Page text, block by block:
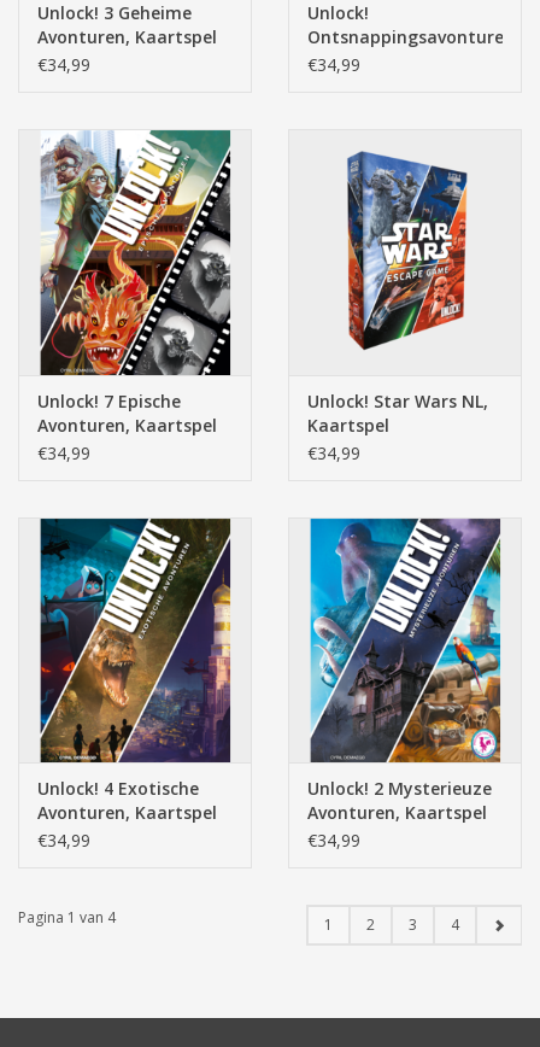
Unlock! 3 Geheime
Avonturen, Kaartspel
€34,99
Unlock!
Ontsnappingsavonturen,
Kaartspel
€34,99
Unlock! 7 Epische
Avonturen, Kaartspel
€34,99
Unlock! Star Wars NL,
Kaartspel
€34,99
Unlock! 4 Exotische
Avonturen, Kaartspel
€34,99
Unlock! 2 Mysterieuze
Avonturen, Kaartspel
€34,99
Pagina 1 van 4 1 2 3 4